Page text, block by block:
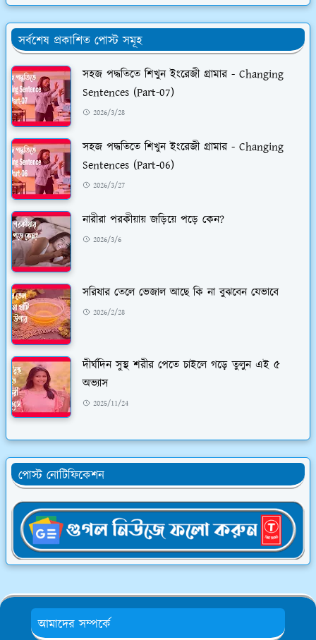
সর্বশেষ প্রকাশিত পোস্ট সমূহ
সহজ পদ্ধতিতে শিখুন ইংরেজী গ্রামার - Changing
Sentences (Part-07)
2026/3/28
সহজ পদ্ধতিতে শিখুন ইংরেজী গ্রামার - Changing
Sentences (Part-06)
2026/3/27
নারীরা পরকীয়ায় জড়িয়ে পড়ে কেন?
2026/3/6
সরিষার তেলে ভেজাল আছে কি না বুঝবেন যেভাবে
2026/2/28
দীর্ঘদিন সুস্থ শরীর পেতে চাইলে গড়ে তুলুন এই ৫
অভ্যাস
2025/11/24
পোস্ট নোটিফিকেশন
আমাদের সম্পর্কে